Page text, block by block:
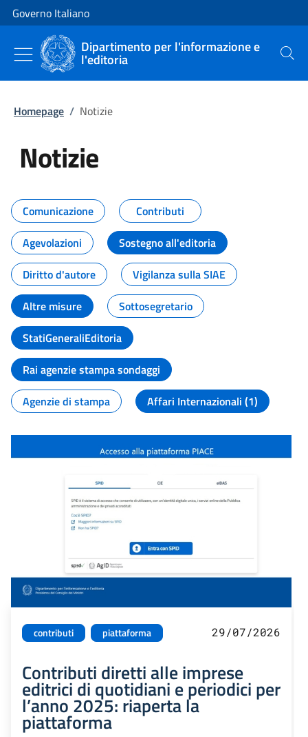
Vai al contenuto
Vai alla navigazione del sito
Governo Italiano
Dipartimento per l'informazione e
l'editoria Cerca
Homepage / Notizie
Notizie
Tutti i contenuti della pagina
Comunicazione
Contributi
Agevolazioni
Sostegno all'editoria
Diritto d'autore
Vigilanza sulla SIAE
Altre misure
Sottosegretario
StatiGeneraliEditoria
Rai agenzie stampa sondaggi
Agenzie di stampa
Affari Internazionali (1)
contributi piattaforma 29/07/2026
Contributi diretti alle imprese
editrici di quotidiani e periodici per
l’anno 2025: riaperta la
piattaforma